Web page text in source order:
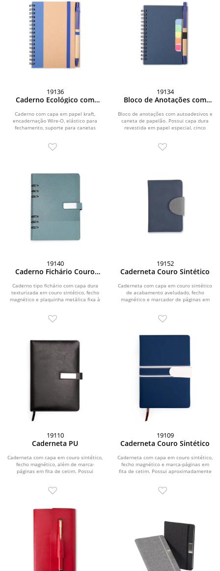
19136
Caderno Ecológico com
Caderno com capa em papel kraft,
encadernação Wire-O, elástico para
fechamento, suporte para canetas
19134
Bloco de Anotações com
Bloco de anotações com autoadesivos e
caneta de papelão. Possui capa dura
revestida em papel especial, cinco
19140
Caderno Fichário Couro
Caderno tipo fichário com capa dura
texturizada em couro sintético, fecho
magnético e plaquinha metálica fixa à
19152
Caderneta Couro Sintético
Caderneta com capa em couro sintético
de acabamento aveludado, fecho
magnético e marcador de páginas em
19110
Caderneta PU
Caderneta com capa em couro sintético,
fecho magnético, além de marca-
páginas em fita de cetim. Possui
19109
Caderneta Couro Sintético
Caderneta com capa em couro sintético,
fecho magnético e marca-páginas em
fita de cetim. Possui aproximadamente